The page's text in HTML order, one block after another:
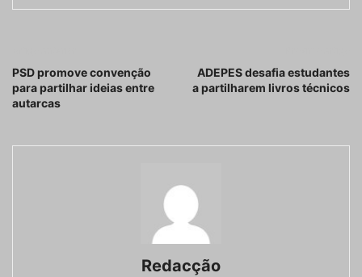
PSD promove convenção
para partilhar ideias entre
autarcas
ADEPES desafia estudantes
a partilharem livros técnicos
Redacção